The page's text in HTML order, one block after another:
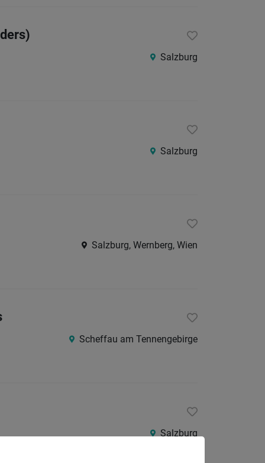
Salzburg
Salzburg
Salzburg, Wernberg, Wien
Scheffau am Tennengebirge
Salzburg